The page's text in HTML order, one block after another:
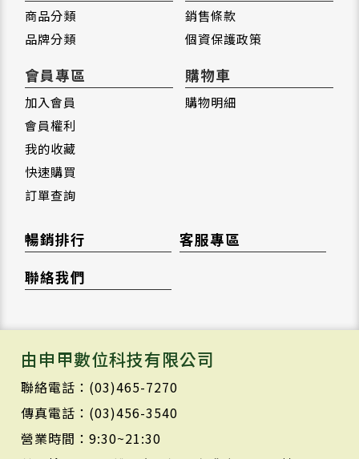
商品分類
品牌分類
銷售條款
個資保護政策
會員專區
加入會員
會員權利
我的收藏
快速購買
訂單查詢
購物車
購物明細
暢銷排行
客服專區
聯絡我們
由申甲數位科技有限公司
聯絡電話：(03)465-7270
傳真電話：(03)456-3540
營業時間：9:30~21:30